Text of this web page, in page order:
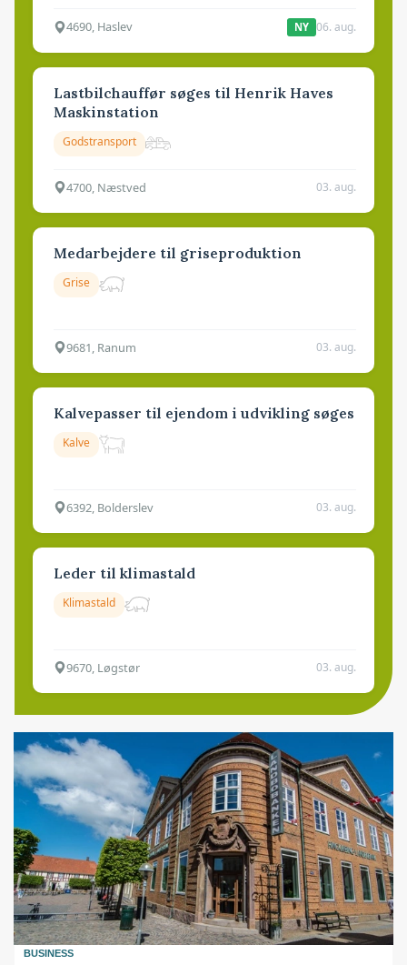
4690, Haslev NY 06. aug.
Lastbilchauffør søges til Henrik Haves
Maskinstation
Godstransport
4700, Næstved 03. aug.
Medarbejdere til griseproduktion
Grise
9681, Ranum 03. aug.
Kalvepasser til ejendom i udvikling søges
Kalve
6392, Bolderslev 03. aug.
Leder til klimastald
Klimastald
9670, Løgstør 03. aug.
BUSINESS